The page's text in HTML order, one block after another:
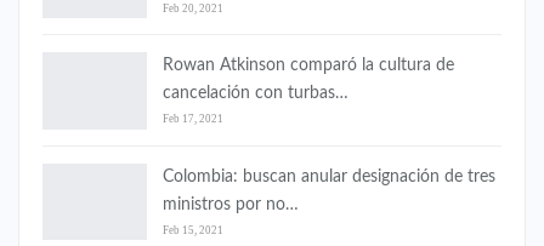
Feb 20, 2021
Rowan Atkinson comparó la cultura de
cancelación con turbas…
Feb 17, 2021
Colombia: buscan anular designación de tres
ministros por no…
Feb 15, 2021